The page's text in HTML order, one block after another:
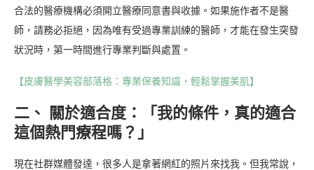
合法的醫療機構必須開立醫療同意書與收據。如果施作者不是醫
師，請務必拒絕，因為唯有受過專業訓練的醫師，才能在發生突發
狀況時，第一時間進行專業判斷與處置。
【皮膚醫學美容部落格：專業保養知識，輕鬆掌握美肌】
二、 關於適合度：「我的條件，真的適合
這個熱門療程嗎？」
現在社群媒體發達，很多人是拿著網紅的照片來找我。但我常說，